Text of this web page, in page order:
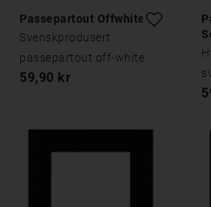
Passepartout Offwhite
Svenskprodusert
passepartout off-white
59,90 kr